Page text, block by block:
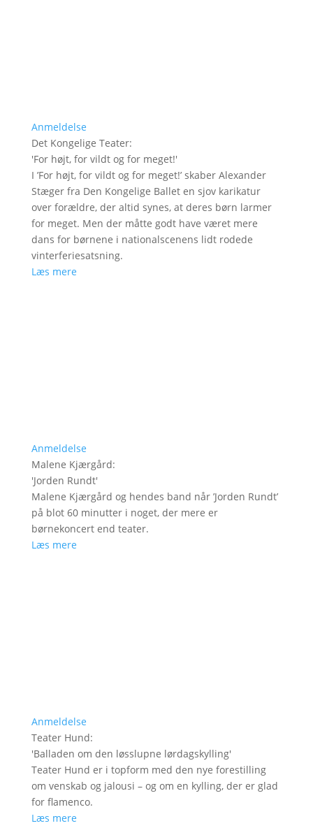
Anmeldelse
Det Kongelige Teater:
'For højt, for vildt og for meget!'
I ’For højt, for vildt og for meget!’ skaber Alexander
Stæger fra Den Kongelige Ballet en sjov karikatur
over forældre, der altid synes, at deres børn larmer
for meget. Men der måtte godt have været mere
dans for børnene i nationalscenens lidt rodede
vinterferiesatsning.
Læs mere
Anmeldelse
Malene Kjærgård:
'Jorden Rundt'
Malene Kjærgård og hendes band når ’Jorden Rundt’
på blot 60 minutter i noget, der mere er
børnekoncert end teater.
Læs mere
Anmeldelse
Teater Hund:
'Balladen om den løsslupne lørdagskylling'
Teater Hund er i topform med den nye forestilling
om venskab og jalousi – og om en kylling, der er glad
for flamenco.
Læs mere